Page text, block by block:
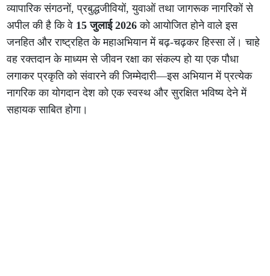
व्यापारिक संगठनों, प्रबुद्धजीवियों, युवाओं तथा जागरूक नागरिकों से
अपील की है कि वे 15 जुलाई 2026 को आयोजित होने वाले इस
जनहित और राष्ट्रहित के महाअभियान में बढ़-चढ़कर हिस्सा लें। चाहे
वह रक्तदान के माध्यम से जीवन रक्षा का संकल्प हो या एक पौधा
लगाकर प्रकृति को संवारने की जिम्मेदारी—इस अभियान में प्रत्येक
नागरिक का योगदान देश को एक स्वस्थ और सुरक्षित भविष्य देने में
सहायक साबित होगा।